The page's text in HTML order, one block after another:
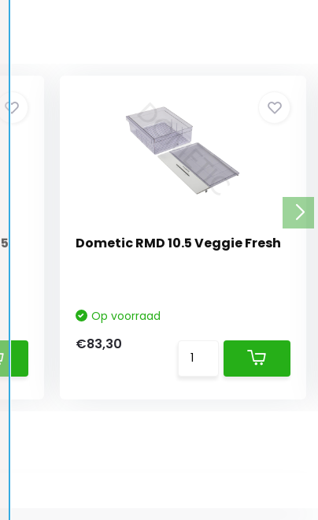
Dometic RMD 10.5 Veggie Fresh
Op voorraad
€83,30